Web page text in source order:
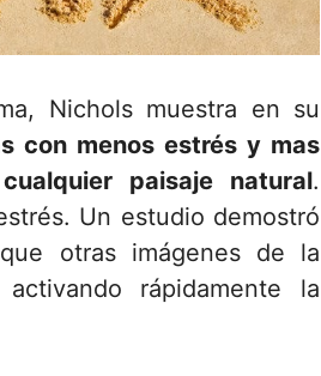
Nichols muestra en su
con menos estrés y mas
paisaje natural.
Un estudio demostró
otras imágenes de la
rápidamente la